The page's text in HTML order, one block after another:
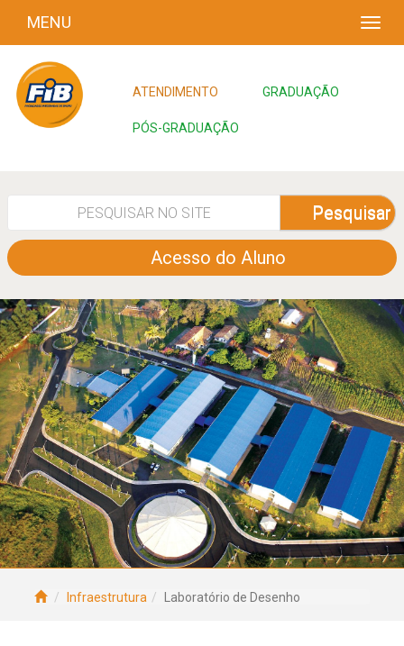
MENU
ATENDIMENTO GRADUAÇÃO
PÓS-GRADUAÇÃO
Pesquisar
Acesso do Aluno
Infraestrutura Laboratório de Desenho